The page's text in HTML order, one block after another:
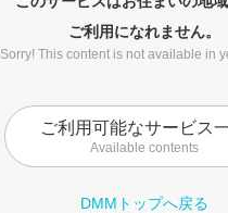
ご利用になれません。
Sorry! This content is not available in
ご利用可能なサービス
Available contents
DMMトップへ戻る